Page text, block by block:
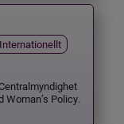
Internationellt
Woman’s Policy.